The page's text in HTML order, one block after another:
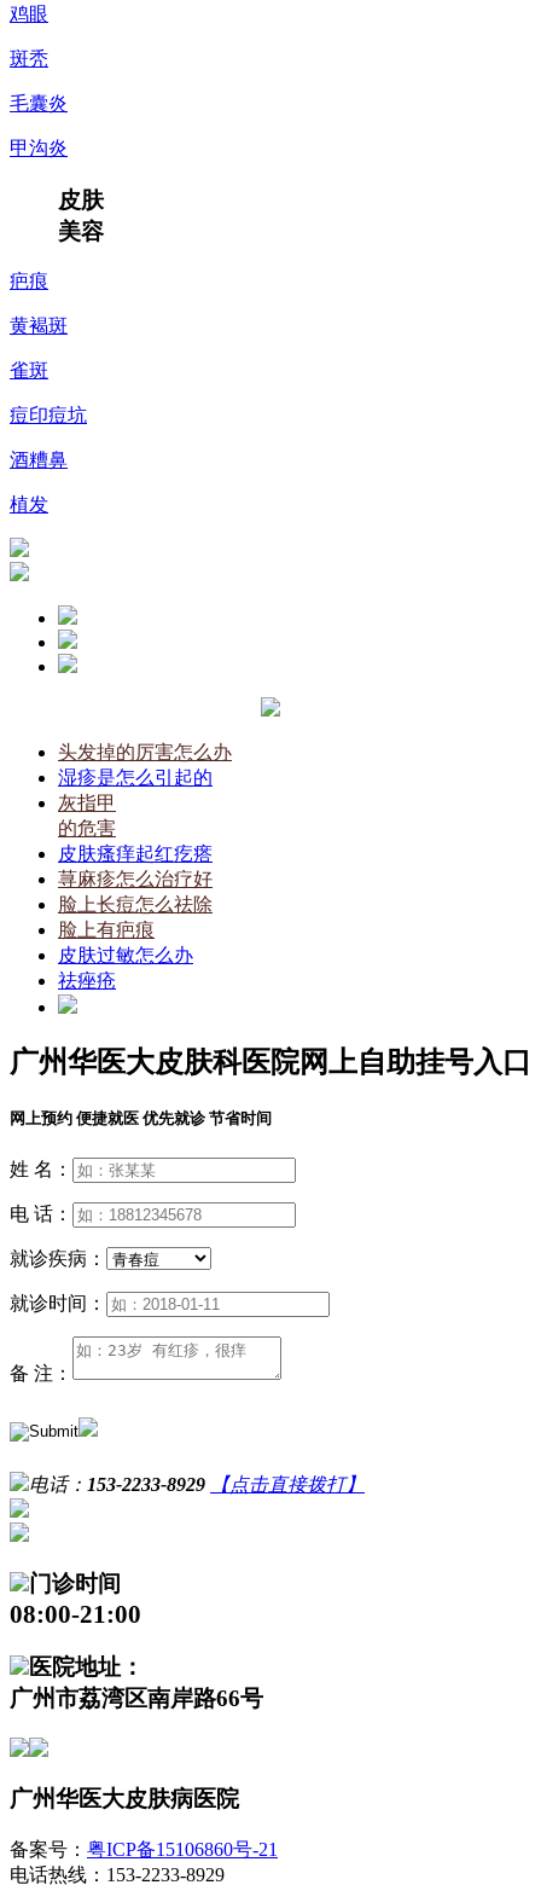
鸡眼
斑秃
毛囊炎
甲沟炎
皮肤
美容
疤痕
黄褐斑
雀斑
痘印痘坑
酒糟鼻
植发
头发掉的厉害怎么办
湿疹是怎么引起的
灰指甲
的危害
皮肤瘙痒起红疙瘩
荨麻疹怎么治疗好
脸上长痘怎么祛除
脸上有疤痕
皮肤过敏怎么办
祛痤疮
广州华医大皮肤科医院网上自助挂号入口
网上预约 便捷就医 优先就诊 节省时间
姓 名：
电 话：
就诊疾病：
就诊时间：
备 注：
电话： 153-2233-8929 【点击直接拨打】
门诊时间
08:00-21:00
医院地址：
广州市荔湾区南岸路66号
广州华医大皮肤病医院
备案号： 粤ICP备15106860号-21
电话热线：153-2233-8929